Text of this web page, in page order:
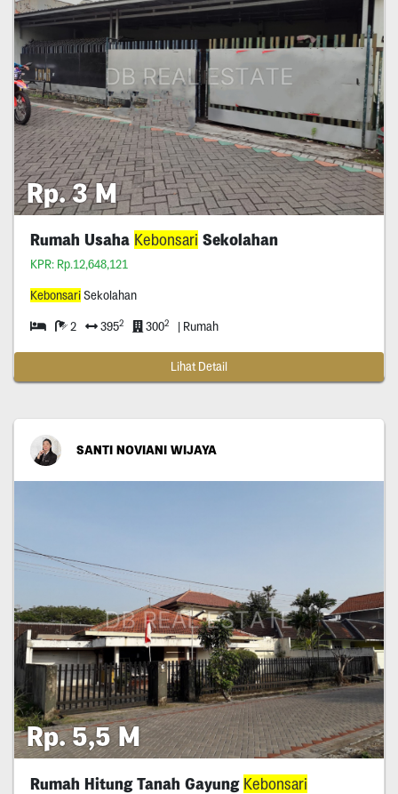
Rp. 3 M
Rumah Usaha Kebonsari Sekolahan
KPR: Rp.12,648,121
KebonsariSekolahan
2 3952 3002 | Rumah
Lihat Detail
SANTI NOVIANI WIJAYA
Rp. 5,5 M
Rumah Hitung Tanah Gayung Kebonsari